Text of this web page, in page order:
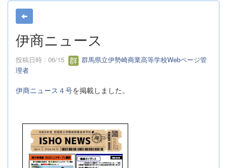
伊商ニュース
投稿日時 : 06/15
群馬県立伊勢崎商業高等学校Webページ管
理者
伊商ニュース４号を掲載しました。